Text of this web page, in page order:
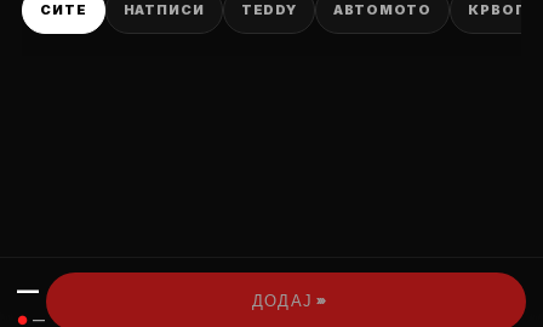
СИТЕ НАТПИСИ TEDDY АВТОМОТО
—
● —
ДОДАЈ ›››